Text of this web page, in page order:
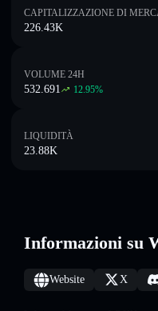
CAPITALIZZAZIONE DI
226.43K
VOLUME 24H
532.691 12.95%
LIQUIDITÀ
23.88K
Informazioni su
Website X